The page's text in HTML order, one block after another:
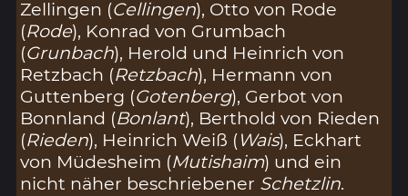
Zellingen (Cellingen), Otto von Rode
(Rode), Konrad von Grumbach
(Grunbach), Herold und Heinrich von
Retzbach (Retzbach), Hermann von
Guttenberg (Gotenberg), Gerbot von
Bonnland (Bonlant), Berthold von Rieden
(Rieden), Heinrich Weiß (Wais), Eckhart
von Müdesheim (Mutishaim) und ein
nicht näher beschriebener Schetzlin.